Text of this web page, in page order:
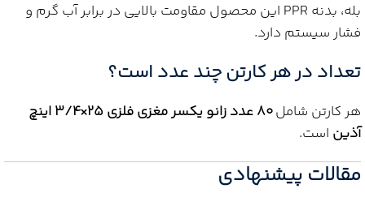
بله، بدنه PPR این محصول مقاومت بالایی در برابر آب گرم و
فشار سیستم دارد.
تعداد در هر کارتن چند عدد است؟
هر کارتن شامل
80 عدد زانو یکسر مغزی فلزی 25×3/4 اینچ
آذین است.
مقالات پیشنهادی